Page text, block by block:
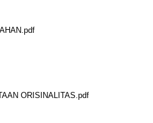
ORISINALITAS.pdf